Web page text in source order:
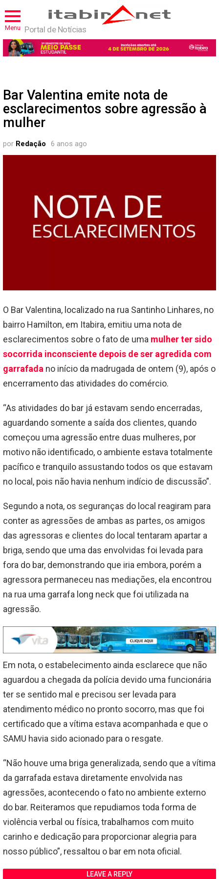
Menu Portal de Notícias
Bar Valentina emite nota de
esclarecimentos sobre agressão à
mulher
por Redação 6 anos ago
O Bar Valentina, localizado na rua Santinho Linhares, no
bairro Hamilton, em Itabira, emitiu uma nota de
esclarecimentos sobre o fato de uma mulher ter sido
socorrida inconsciente depois de ser agredida com
garrafada no início da madrugada de ontem (9), após o
encerramento das atividades do comércio.
“As atividades do bar já estavam sendo encerradas,
aguardando somente a saída dos clientes, quando
começou uma agressão entre duas mulheres, por
motivo não identificado, o ambiente estava totalmente
pacífico e tranquilo assustando todos os que estavam
no local, pois não havia nenhum indício de discussão”.
Segundo a nota, os seguranças do local reagiram para
conter as agressões de ambas as partes, os amigos
das agressoras e clientes do local tentaram apartar a
briga, sendo que uma das envolvidas foi levada para
fora do bar, demonstrando que iria embora, porém a
agressora permaneceu nas mediações, ela encontrou
na rua uma garrafa long neck que foi utilizada na
agressão.
Em nota, o estabelecimento ainda esclarece que não
aguardou a chegada da polícia devido uma funcionária
ter se sentido mal e precisou ser levada para
atendimento médico no pronto socorro, mas que foi
certificado que a vítima estava acompanhada e que o
SAMU havia sido acionado para o resgate.
“Não houve uma briga generalizada, sendo que a vítima
da garrafada estava diretamente envolvida nas
agressões, acontecendo o fato no ambiente externo
do bar. Reiteramos que repudiamos toda forma de
violência verbal ou física, trabalhamos com muito
carinho e dedicação para proporcionar alegria para
nosso público”, ressaltou o bar em nota oficial.
LEAVE A REPLY